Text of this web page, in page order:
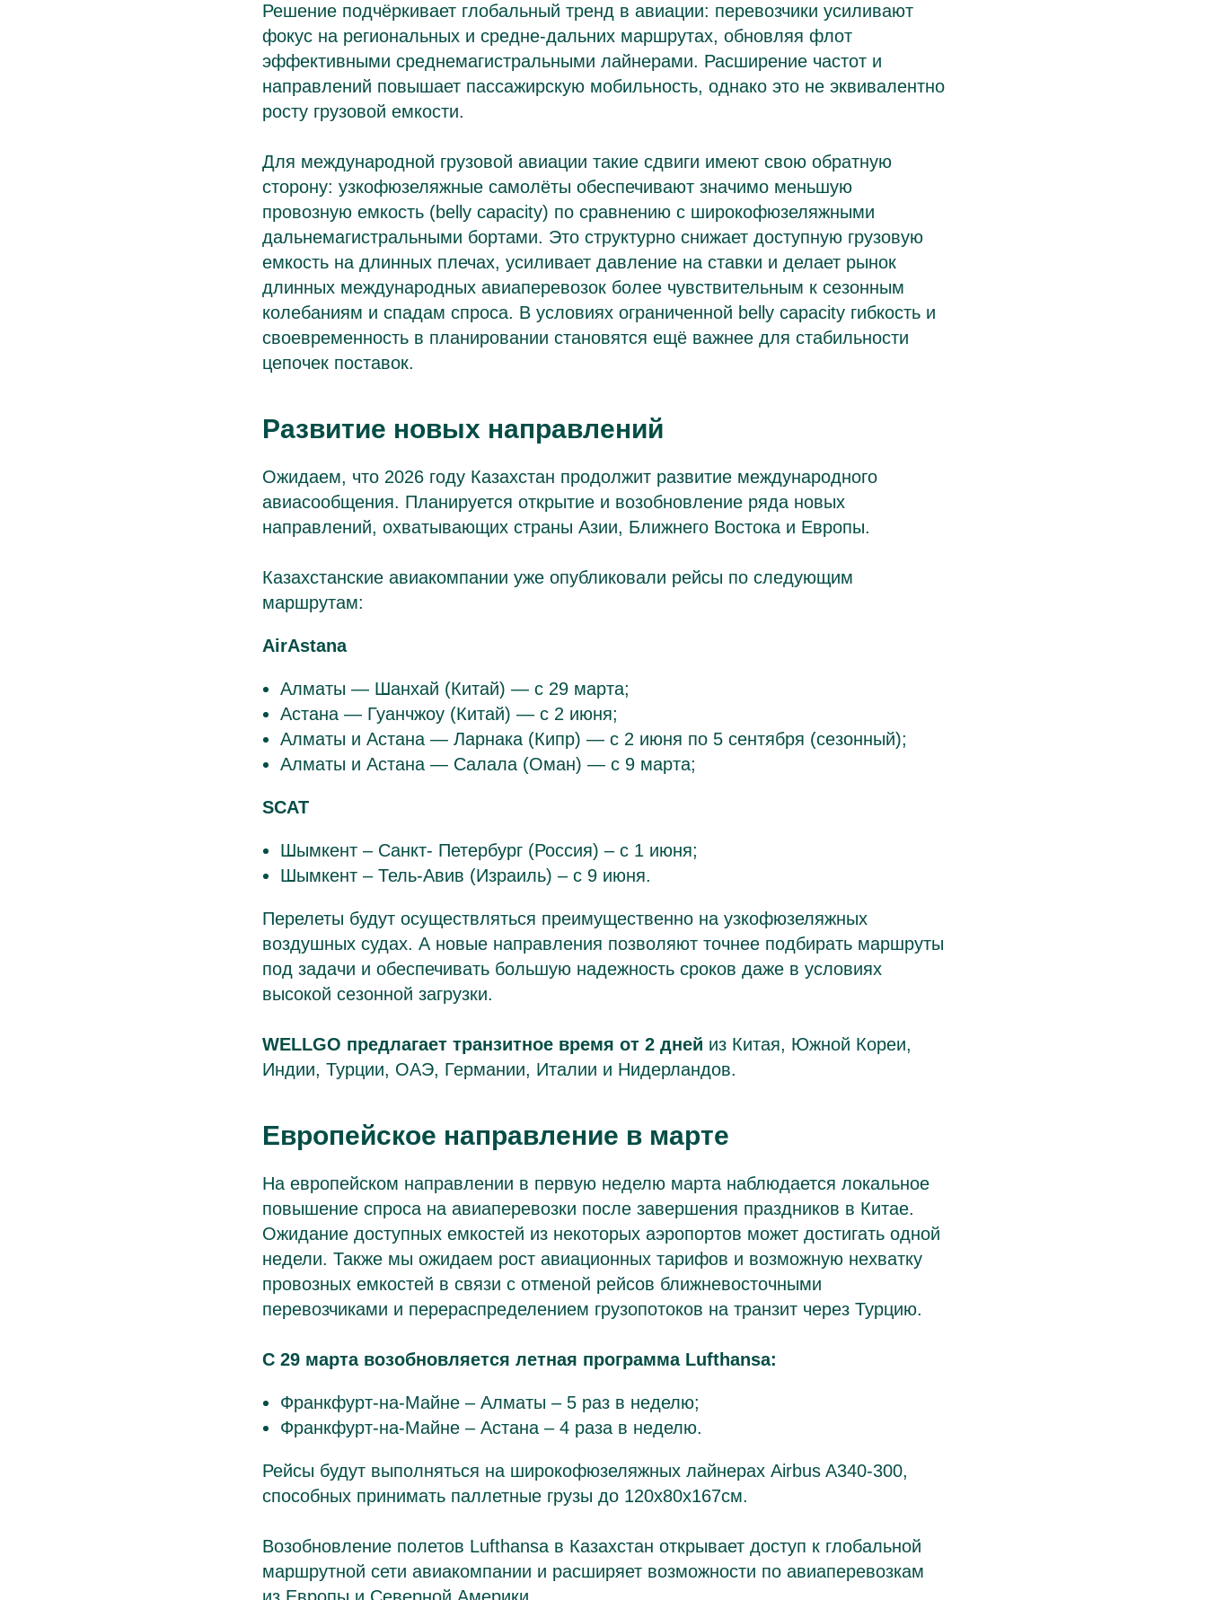
Решение подчёркивает глобальный тренд в авиации: перевозчики усиливают
фокус на региональных и средне-дальних маршрутах, обновляя флот
эффективными среднемагистральными лайнерами. Расширение частот и
направлений повышает пассажирскую мобильность, однако это не эквивалентно
росту грузовой емкости.
Для международной грузовой авиации такие сдвиги имеют свою обратную
сторону: узкофюзеляжные самолёты обеспечивают значимо меньшую
провозную емкость (belly capacity) по сравнению с широкофюзеляжными
дальнемагистральными бортами. Это структурно снижает доступную грузовую
емкость на длинных плечах, усиливает давление на ставки и делает рынок
длинных международных авиаперевозок более чувствительным к сезонным
колебаниям и спадам спроса. В условиях ограниченной belly capacity гибкость и
своевременность в планировании становятся ещё важнее для стабильности
цепочек поставок.
Развитие новых направлений
Ожидаем, что 2026 году Казахстан продолжит развитие международного
авиасообщения. Планируется открытие и возобновление ряда новых
направлений, охватывающих страны Азии, Ближнего Востока и Европы.
Казахстанские авиакомпании уже опубликовали рейсы по следующим
маршрутам:
AirAstana
Алматы — Шанхай (Китай) — с 29 марта;
Астана — Гуанчжоу (Китай) — с 2 июня;
Алматы и Астана — Ларнака (Кипр) — с 2 июня по 5 сентября (сезонный);
Алматы и Астана — Салала (Оман) — с 9 марта;
SCAT
Шымкент – Санкт- Петербург (Россия) – с 1 июня;
Шымкент – Тель-Авив (Израиль) – с 9 июня.
Перелеты будут осуществляться преимущественно на узкофюзеляжных
воздушных судах. А новые направления позволяют точнее подбирать маршруты
под задачи и обеспечивать большую надежность сроков даже в условиях
высокой сезонной загрузки.
WELLGO предлагает транзитное время от 2 дней из Китая, Южной Кореи,
Индии, Турции, ОАЭ, Германии, Италии и Нидерландов.
Европейское направление в марте
На европейском направлении в первую неделю марта наблюдается локальное
повышение спроса на авиаперевозки после завершения праздников в Китае.
Ожидание доступных емкостей из некоторых аэропортов может достигать одной
недели. Также мы ожидаем рост авиационных тарифов и возможную нехватку
провозных емкостей в связи с отменой рейсов ближневосточными
перевозчиками и перераспределением грузопотоков на транзит через Турцию.
C 29 марта возобновляется летная программа Lufthansa:
Франкфурт-на-Майне – Алматы – 5 раз в неделю;
Франкфурт-на-Майне – Астана – 4 раза в неделю.
Рейсы будут выполняться на широкофюзеляжных лайнерах Airbus A340-300,
способных принимать паллетные грузы до 120х80х167см.
Возобновление полетов Lufthansa в Казахстан открывает доступ к глобальной
маршрутной сети авиакомпании и расширяет возможности по авиаперевозкам